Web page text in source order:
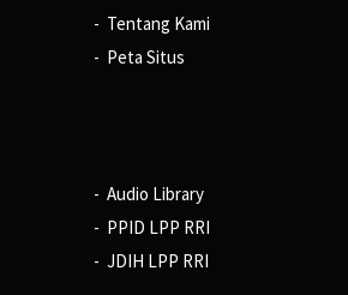
Tentang Kami
Peta Situs
Audio Library
PPID LPP RRI
JDIH LPP RRI